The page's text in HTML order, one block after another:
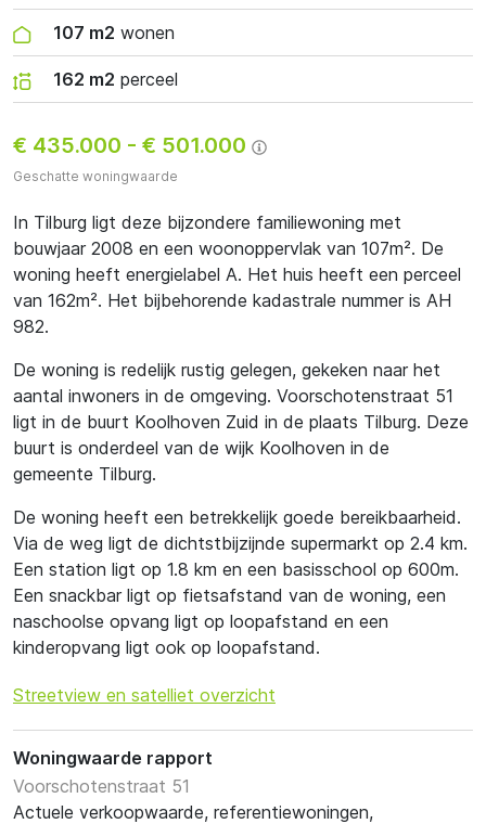
107 m2 wonen
162 m2 perceel
€ 435.000 - € 501.000
Geschatte woningwaarde
In Tilburg ligt deze bijzondere familiewoning met
bouwjaar 2008 en een woonoppervlak van 107m². De
woning heeft energielabel A. Het huis heeft een perceel
van 162m². Het bijbehorende kadastrale nummer is AH
982.
De woning is redelijk rustig gelegen, gekeken naar het
aantal inwoners in de omgeving. Voorschotenstraat 51
ligt in de buurt Koolhoven Zuid in de plaats Tilburg. Deze
buurt is onderdeel van de wijk Koolhoven in de
gemeente Tilburg.
De woning heeft een betrekkelijk goede bereikbaarheid.
Via de weg ligt de dichtstbijzijnde supermarkt op 2.4 km.
Een station ligt op 1.8 km en een basisschool op 600m.
Een snackbar ligt op fietsafstand van de woning, een
naschoolse opvang ligt op loopafstand en een
kinderopvang ligt ook op loopafstand.
Streetview en satelliet overzicht
Woningwaarde rapport
Voorschotenstraat 51
Actuele verkoopwaarde, referentiewoningen,